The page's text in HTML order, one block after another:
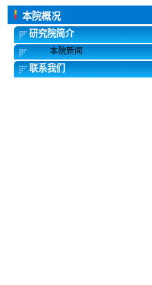
本院概况
研究院简介
本院新闻
联系我们